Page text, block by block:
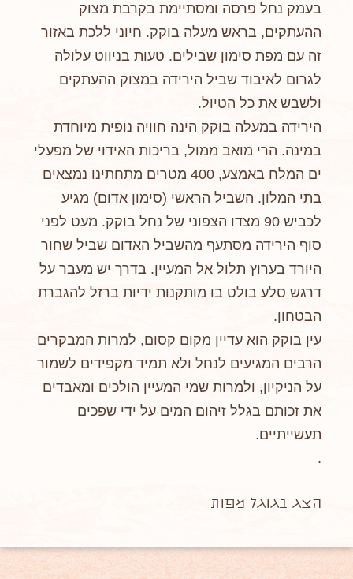
בעמק נחל פרסה ומסתיימת בקרבת מצוק
ההעתקים, בראש מעלה בוקק. חיוני ללכת באזור
זה עם מפת סימון שבילים. טעות בניווט עלולה
לגרום לאיבוד שביל הירידה במצוק ההעתקים
ולשבש את כל הטיול.
הירידה במעלה בוקק הינה חוויה נופית מיוחדת
במינה. הרי מואב ממול, בריכות האידוי של מפעלי
ים המלח באמצע, 400 מטרים מתחתינו נמצאים
בתי המלון. השביל הראשי (סימון אדום) מגיע
לכביש 90 מצדו הצפוני של נחל בוקק. מעט לפני
סוף הירידה מסתעף מהשביל האדום שביל שחור
היורד בערוץ תלול אל המעיין. בדרך יש מעבר על
דרגש סלע בולט בו מותקנות ידיות ברזל להגברת
הבטחון.
עין בוקק הוא עדיין מקום קסום, למרות המבקרים
הרבים המגיעים לנחל ולא תמיד מקפידים לשמור
על הניקיון, ולמרות שמי המעיין הולכים ומאבדים
את זכותם בגלל זיהום המים על ידי שפכים
תעשייתיים.
.
הצג בגוגל מפות